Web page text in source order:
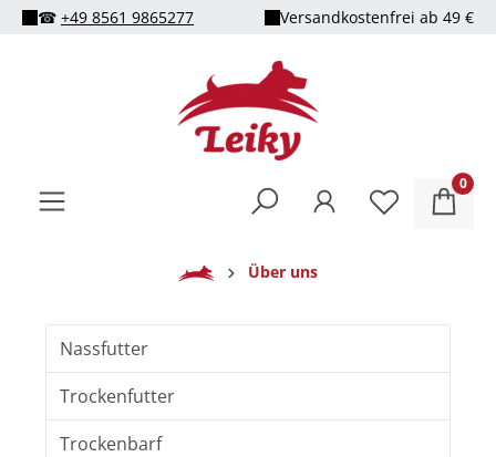
springen
☎ +49 8561 9865277 Versandkostenfrei ab 49 €
0
HomeÜber uns
Nassfutter
Trockenfutter
Trockenbarf